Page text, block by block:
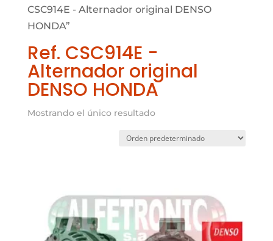
CSC914E - Alternador original DENSO
HONDA”
Ref. CSC914E -
Alternador original
DENSO HONDA
Mostrando el único resultado